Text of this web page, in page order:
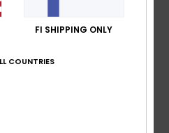
/5
FI SHIPPING ONLY
COUNTRIES